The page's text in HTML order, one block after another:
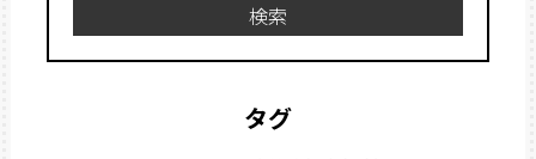
検索
タグ